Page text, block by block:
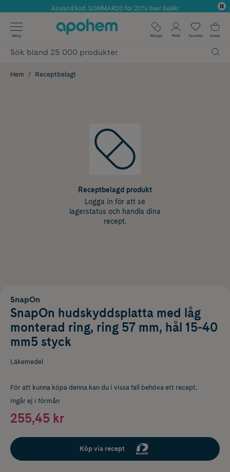
Årets Butik 2025 inom Skönhet
Använd kod: SOMMAR20 för 20% över 649kr
✓ Fri frakt
✓ Poäng på alla köp*
Meny Recept Profil Favoriter Kassa
Hem Receptbelagt
Receptbelagd produkt
Logga in för att se
lagerstatus och handla dina
recept.
SnapOn
SnapOn hudskyddsplatta med låg
monterad ring, ring 57 mm, hål 15-40
mm5 styck
Läkemedel
För att kunna köpa denna kan du i vissa fall behöva ett recept.
Ingår ej i förmån
255,45 kr
Köp via recept